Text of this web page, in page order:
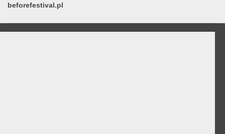
beforefestival.pl